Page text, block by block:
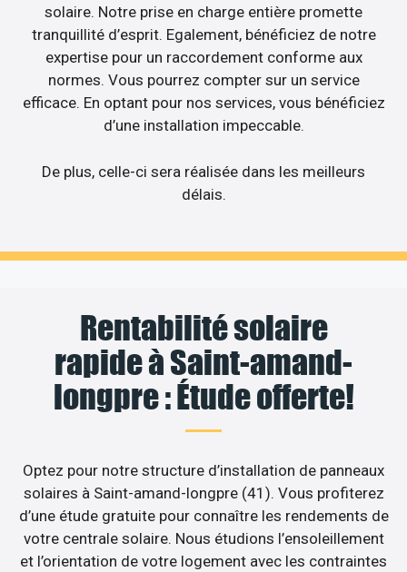
solaire. Notre prise en charge entière promette
tranquillité d’esprit. Egalement, bénéficiez de notre
expertise pour un raccordement conforme aux
normes. Vous pourrez compter sur un service
efficace. En optant pour nos services, vous bénéficiez
d’une installation impeccable.
De plus, celle-ci sera réalisée dans les meilleurs
délais.
Rentabilité solaire
rapide à Saint-amand-
longpre : Étude offerte!
Optez pour notre structure d’installation de panneaux
solaires à Saint-amand-longpre (41). Vous profiterez
d’une étude gratuite pour connaître les rendements de
votre centrale solaire. Nous étudions l’ensoleillement
et l’orientation de votre logement avec les contraintes